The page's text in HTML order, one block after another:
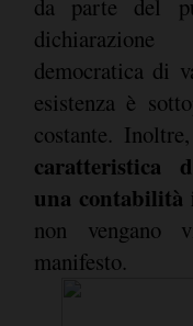
da parte del
democratica di
esistenza è
costante.
caratteristica
una contabilità
non vengano
manifesto.